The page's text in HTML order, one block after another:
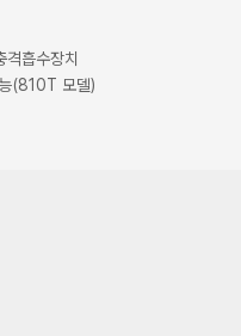
흡수장치
(810T 모델)